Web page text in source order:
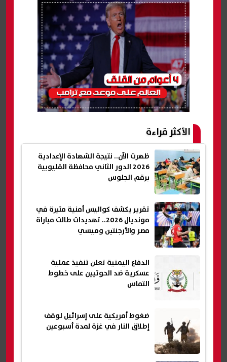
الأكثر قراءة
ظهرت الآن.. نتيجة الشهادة الإعدادية
2026 الدور الثاني محافظة القليوبية
برقم الجلوس
تقرير يكشف كواليس أمنية مثيرة في
مونديال 2026.. تهديدات طالت مباراة
مصر والأرجنتين وميسي
الدفاع اليمنية تعلن تنفيذ عملية
عسكرية ضد الحوثيين على خطوط
التماس
ضغوط أمريكية على إسرائيل لوقف
إطلاق النار في غزة لمدة أسبوعين